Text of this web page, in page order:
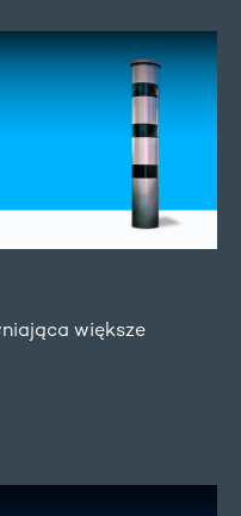
większe